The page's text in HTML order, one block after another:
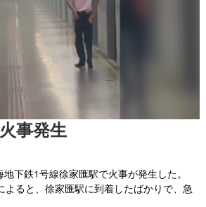
事発生
下鉄1号線徐家匯駅で火事が発生した。
よると、徐家匯駅に到着したばかりで、急